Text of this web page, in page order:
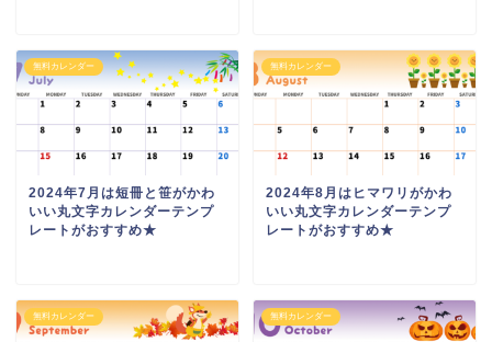
無料カレンダー
2024年7月は短冊と笹がかわ
いい丸文字カレンダーテンプ
レートがおすすめ★
無料カレンダー
2024年8月はヒマワリがかわ
いい丸文字カレンダーテンプ
レートがおすすめ★
無料カレンダー 無料カレンダー